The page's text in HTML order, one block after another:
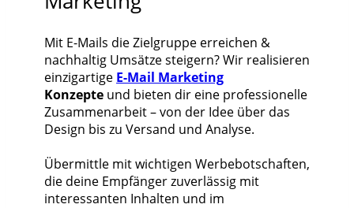
Mit E-Mails die Zielgruppe erreichen &
nachhaltig Umsätze steigern? Wir realisieren
einzigartige E-Mail Marketing
Konzepte und bieten dir eine professionelle
Zusammenarbeit – von der Idee über das
Design bis zu Versand und Analyse.
Übermittle mit wichtigen Werbebotschaften,
die deine Empfänger zuverlässig mit
interessanten Inhalten und im